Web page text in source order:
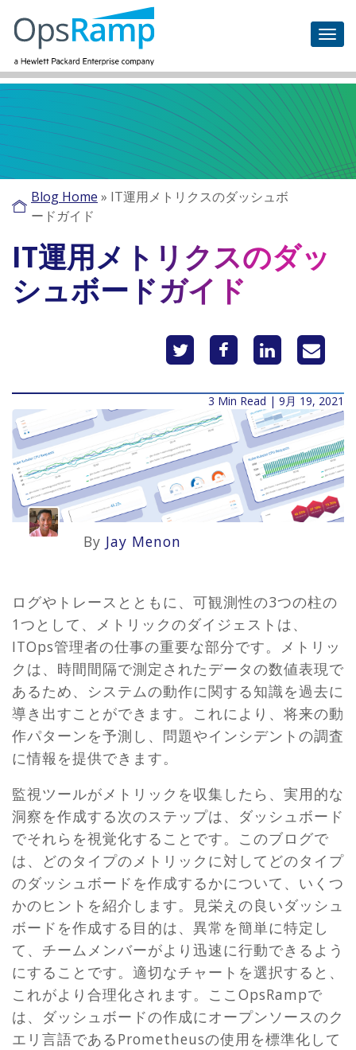
Blog Home » IT運用メトリクスのダッシュボ
ードガイド
IT運用メトリクスのダッ
シュボードガイド
3 Min Read | 9月 19, 2021
By Jay Menon
ログやトレースとともに、可観測性の3つの柱の
1つとして、メトリックのダイジェストは、
ITOps管理者の仕事の重要な部分です。メトリッ
クは、時間間隔で測定されたデータの数値表現で
あるため、システムの動作に関する知識を過去に
導き出すことができます。これにより、将来の動
作パターンを予測し、問題やインシデントの調査
に情報を提供できます。
監視ツールがメトリックを収集したら、実用的な
洞察を作成する次のステップは、ダッシュボード
でそれらを視覚化することです。このブログで
は、どのタイプのメトリックに対してどのタイプ
のダッシュボードを作成するかについて、いくつ
かのヒントを紹介します。見栄えの良いダッシュ
ボードを作成する目的は、異常を簡単に特定し
て、チームメンバーがより迅速に行動できるよう
にすることです。適切なチャートを選択すると、
これがより合理化されます。ここOpsRampで
は、ダッシュボードの作成にオープンソースのク
エリ言語であるPrometheusの使用を標準化して